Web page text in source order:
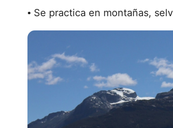
•Se practica en montañas,